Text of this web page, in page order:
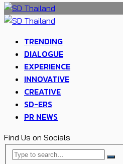
TRENDING
DIALOGUE
EXPERIENCE
INNOVATIVE
CREATIVE
SD-ERS
PR NEWS
Find Us on Socials